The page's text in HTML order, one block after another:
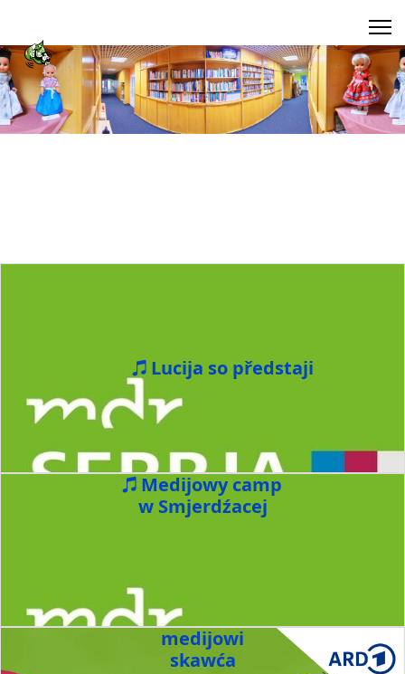
Lucija so předstaji
Medijowy camp
w Smjerdźacej
medijowi
skawća